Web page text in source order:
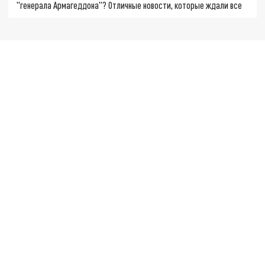
"генерала Армагеддона"? Отличные новости, которые ждали все